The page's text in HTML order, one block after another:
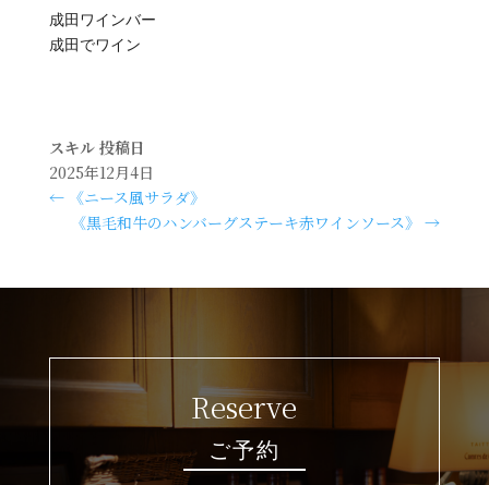
成田ワインバー
成田でワイン
スキル 投稿日
2025年12月4日
←《ニース風サラダ》
《黒毛和牛のハンバーグステーキ赤ワインソース》→
Reserve
ご予約